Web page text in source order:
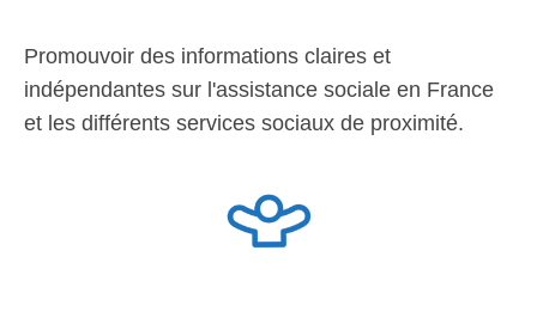
Promouvoir des informations claires et
indépendantes sur l'assistance sociale en France
et les différents services sociaux de proximité.